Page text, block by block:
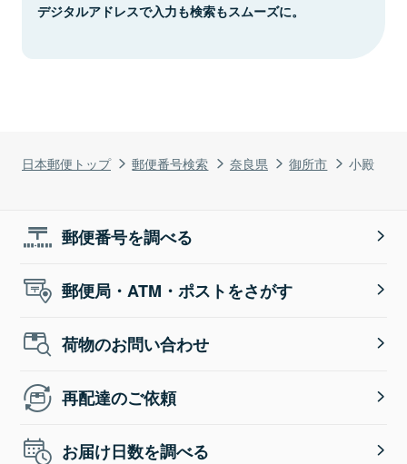
日本郵便トップ 郵便番号検索 奈良県 御所市 小殿
デジタルアドレスで入力も検索もスムーズに。
郵便番号を調べる
郵便局・ATM・ポストをさがす
荷物のお問い合わせ
再配達のご依頼
お届け日数を調べる